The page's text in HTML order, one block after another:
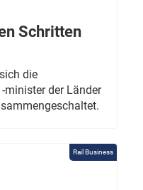
Schritten
die
minister der Länder
Rail Business